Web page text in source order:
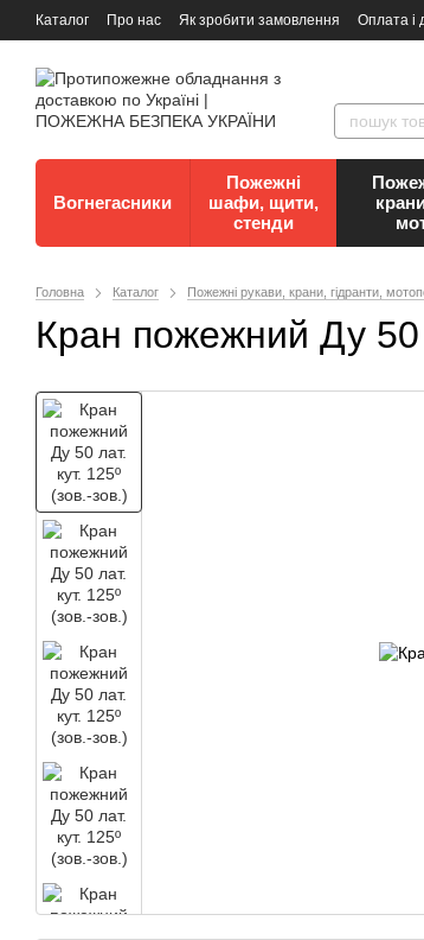
Каталог Про нас Як зробити замовлення Оплата і
Документи
Контакти Документи з пожежної
Вогнегасники
Пожежні
шафи, щити,
стенди
Головна Каталог Пожежні рукави, крани, гідранти,
Кран пожежний Ду 50